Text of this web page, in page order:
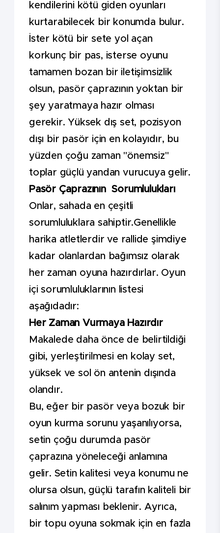
kendilerini kötü giden oyunları
kurtarabilecek bir konumda bulur.
İster kötü bir sete yol açan
korkunç bir pas, isterse oyunu
tamamen bozan bir iletişimsizlik
olsun, pasör çaprazının yoktan bir
şey yaratmaya hazır olması
gerekir. Yüksek dış set, pozisyon
dışı bir pasör için en kolayıdır, bu
yüzden çoğu zaman "önemsiz"
toplar güçlü yandan vurucuya gelir.
Pasör Çaprazının Sorumlulukları
Onlar, sahada en çeşitli
sorumluluklara sahiptir.Genellikle
harika atletlerdir ve rallide şimdiye
kadar olanlardan bağımsız olarak
her zaman oyuna hazırdırlar. Oyun
içi sorumluluklarının listesi
aşağıdadır:
Her Zaman Vurmaya Hazırdır
Makalede daha önce de belirtildiği
gibi, yerleştirilmesi en kolay set,
yüksek ve sol ön antenin dışında
olandır.
Bu, eğer bir pasör veya bozuk bir
oyun kurma sorunu yaşanılıyorsa,
setin çoğu durumda pasör
çaprazına yöneleceği anlamına
gelir. Setin kalitesi veya konumu ne
olursa olsun, güçlü tarafın kaliteli bir
salınım yapması beklenir. Ayrıca,
bir topu oyuna sokmak için en fazla